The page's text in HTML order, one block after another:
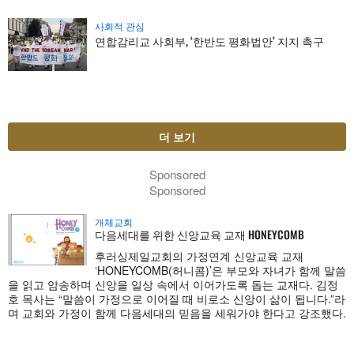
사회적 관심
연합감리교 사회부, ‘한반도 평화법안’ 지지 촉구
더 보기
Sponsored
Sponsored
개체교회
다음세대를 위한 신앙교육 교재 HONEYCOMB
후러싱제일교회의 가정연계 신앙교육 교재
‘HONEYCOMB(허니콤)’은 부모와 자녀가 함께 말씀
을 읽고 암송하며 신앙을 일상 속에서 이어가도록 돕는 교재다. 김정
호 목사는 “말씀이 가정으로 이어질 때 비로소 신앙이 삶이 됩니다.”라
며 교회와 가정이 함께 다음세대의 믿음을 세워가야 한다고 강조했다.